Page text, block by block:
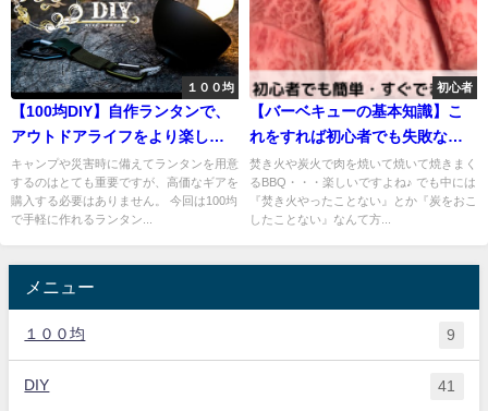
１００均
【100均DIY】自作ランタンで、
アウトドアライフをより楽しも
う！
キャンプや災害時に備えてランタンを用意
するのはとても重要ですが、高価なギアを
購入する必要はありません。 今回は100均
で手軽に作れるランタン...
初心者
【バーベキューの基本知識】こ
れをすれば初心者でも失敗な
し！
焚き火や炭火で肉を焼いて焼いて焼きまく
るBBQ・・・楽しいですよね♪ でも中には
『焚き火やったことない』とか『炭をおこ
したことない』なんて方...
メニュー
１００均 9
DIY 41